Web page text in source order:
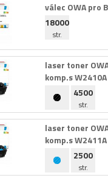
válec OWA pro
18000
str.
laser toner
komp.​s W2410A
4500
str.
laser toner
komp.​s W2411A
2500
str.